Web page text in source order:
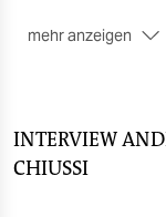
epaper login
mehr anzeigen
■ Mitte
INTERVIEW
CHIUSSI